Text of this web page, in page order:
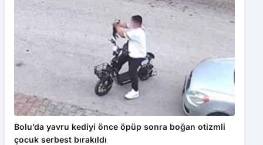
Bolu’da yavru kediyi önce öpüp sonra boğan otizmli
çocuk serbest bırakıldı